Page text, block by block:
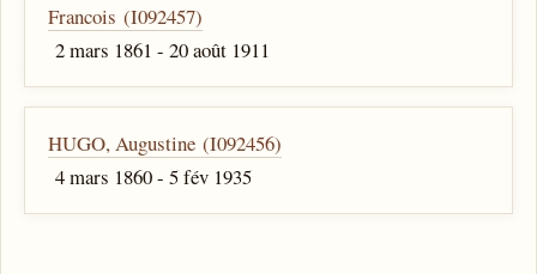
Francois (I092457)
2 mars 1861 - 20 août 1911
HUGO, Augustine (I092456)
4 mars 1860 - 5 fév 1935